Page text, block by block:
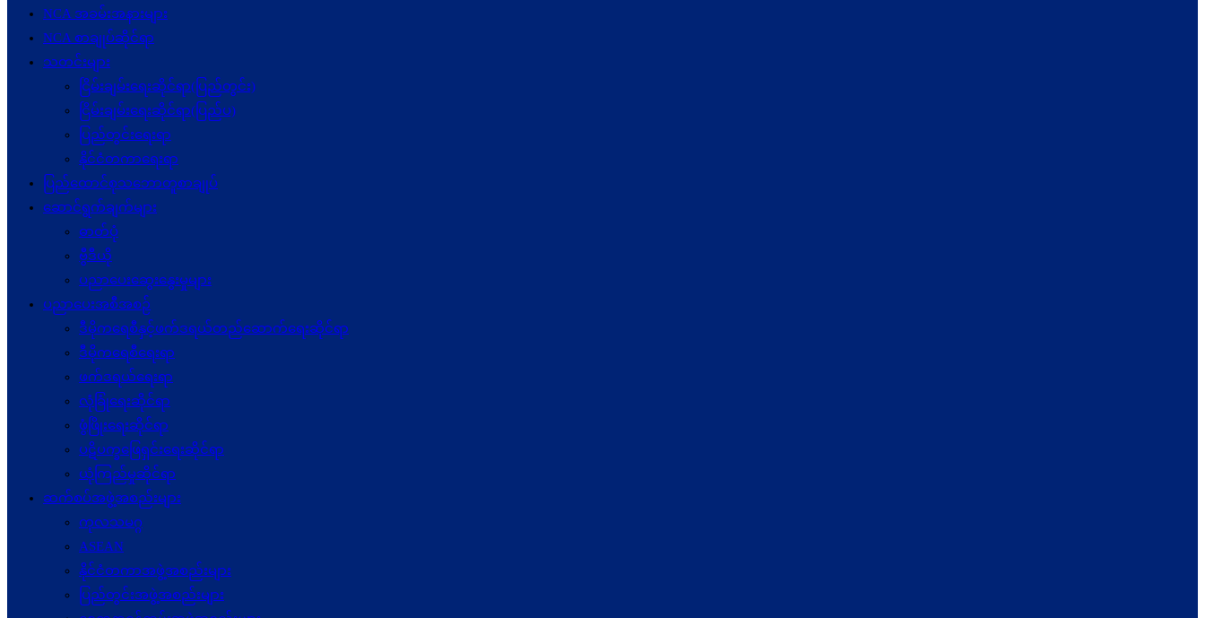
NCA အခမ်းအနားများ
NCA စာချုပ်ဆိုင်ရာ
သတင်းများ
ငြိမ်းချမ်းရေးဆိုင်ရာ(ပြည်တွင်း)
ငြိမ်းချမ်းရေးဆိုင်ရာ(ပြည်ပ)
ပြည်တွင်းရေးရာ
နိုင်ငံတကာရေးရာ
ပြည်ထောင်စုသဘောတူစာချုပ်
ဆောင်ရွက်ချက်များ
ဓာတ်ပုံ
ဗွီဒီယို
ပညာပေးဆွေးနွေးမှုများ
ပညာပေးအစီအစဉ်
ဒီမိုကရေစီနှင့်ဖက်ဒရယ်တည်ဆောက်ရေးဆိုင်ရာ
ဒီမိုကရေစီရေးရာ
ဖက်ဒရယ်ရေးရာ
လုံခြုံရေးဆိုင်ရာ
ဖွံဖြိုးရေးဆိုင်ရာ
ပဋိပက္ခ‌ဖြေရှင်းရေးဆိုင်ရာ
ယုံကြည်မှုဆိုင်ရာ
ဆက်စပ်အဖွဲ့အစည်းများ
ကုလသမဂ္ဂ
ASEAN
နိုင်ငံတကာအဖွဲ့အစည်းများ
ပြည်တွင်းအဖွဲ့အစည်းများ